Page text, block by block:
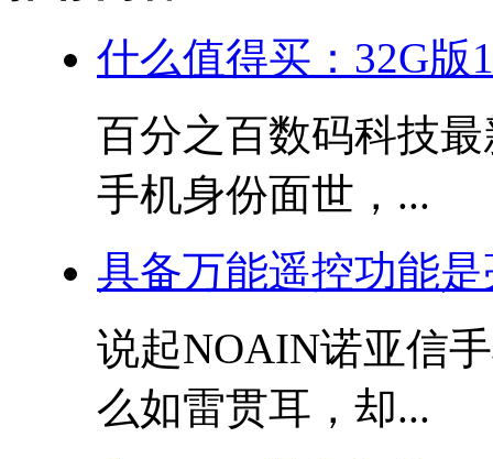
什么值得买：32G版
百分之百数码科技
手机身份面世，...
具备万能遥控功能
说起NOAIN诺亚信
么如雷贯耳，却...